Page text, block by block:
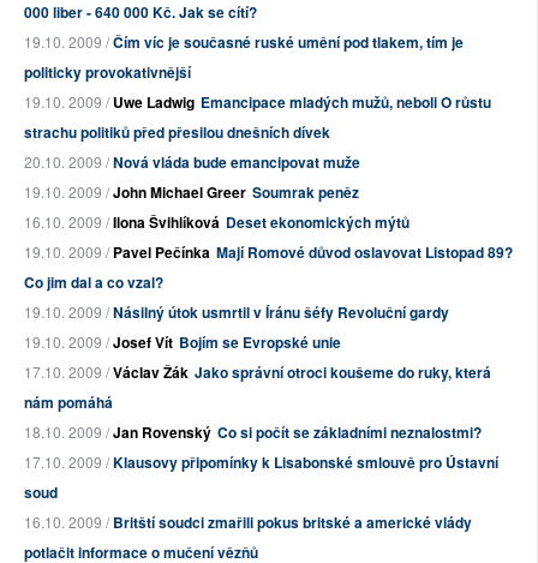
000 liber - 640 000 Kč. Jak se cítí?
19.10. 2009 /Čím víc je současné ruské umění pod tlakem, tím je
politicky provokativnější
19.10. 2009 /Uwe Ladwig Emancipace mladých mužů, neboli O růstu
strachu politiků před přesilou dnešních dívek
20.10. 2009 /Nová vláda bude emancipovat muže
19.10. 2009 /John Michael Greer Soumrak peněz
16.10. 2009 /Ilona Švihlíková Deset ekonomických mýtů
19.10. 2009 /Pavel Pečínka Mají Romové důvod oslavovat Listopad 89?
Co jim dal a co vzal?
19.10. 2009 /Násilný útok usmrtil v Íránu šéfy Revoluční gardy
19.10. 2009 /Josef Vít Bojím se Evropské unie
17.10. 2009 /Václav Žák Jako správní otroci koušeme do ruky, která
nám pomáhá
18.10. 2009 /Jan Rovenský Co si počít se základními neznalostmi?
17.10. 2009 /Klausovy připomínky k Lisabonské smlouvě pro Ústavní
soud
16.10. 2009 /Britští soudci zmařili pokus britské a americké vlády
potlačit informace o mučení vězňů